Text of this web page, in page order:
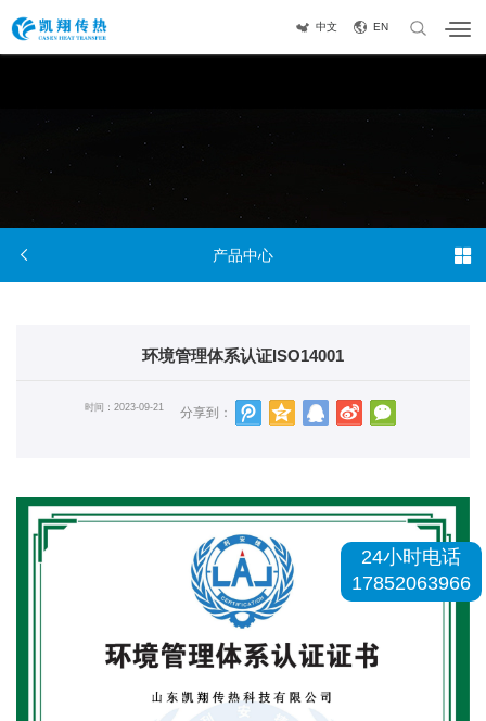
中文 EN
 产品中心 
环境管理体系认证ISO14001
时间：2023-09-21 分享到：
24小时电话
17852063966